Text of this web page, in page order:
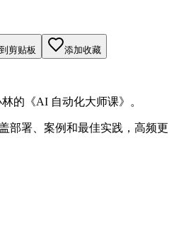
剪贴板 添加收藏
的《AI 自动化大师课》。
部署、案例和最佳实践，高频更